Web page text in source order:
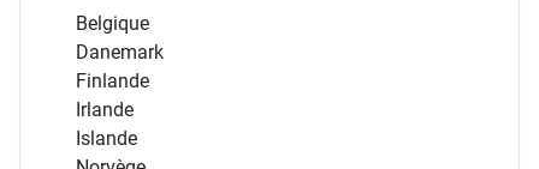
Belgique
Danemark
Finlande
Irlande
Islande